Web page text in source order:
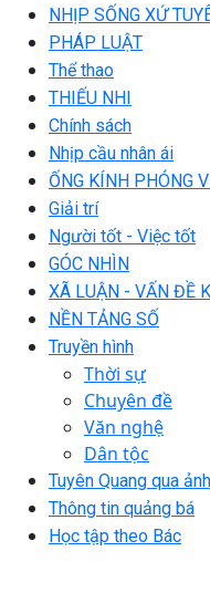
NHỊP SỐNG XỨ
PHÁP LUẬT
Thể thao
THIẾU NHI
Chính sách
Nhịp cầu nhân ái
ỐNG KÍNH PHÓNG
Giải trí
Người tốt - Việc tốt
GÓC NHÌN
XÃ LUẬN - VẤN ĐỀ
NỀN TẢNG SỐ
Truyền hình
Thời sự
Chuyên đề
Văn nghệ
Dân tộc
Tuyên Quang qua ảnh
Thông tin quảng bá
Học tập theo Bác